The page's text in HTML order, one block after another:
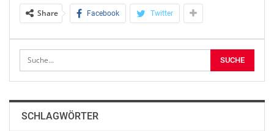
zu öffnen und den Verkehrsteilnehmern damit eine
dritte Spur
anzubieten, um die derzeit alltägliche Bildung von
langen und
zeitraubenden Staus zu vermeiden. Was im
benachbarten Bayern seit
als Beispiel
Share Facebook Twitter
SCHLAGWÖRTER